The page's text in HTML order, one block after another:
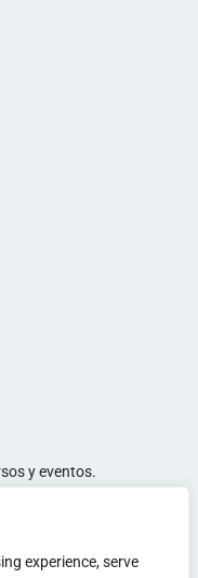
experience, serve
y eventos.